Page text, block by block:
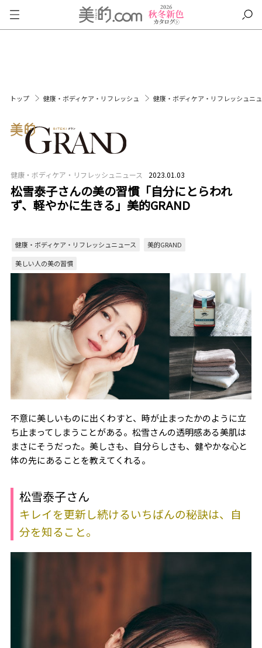
トップ 健康・ボディケア・リフレッシュ 健康・ボディケア・リフレッシュニ
健康・ボディケア・リフレッシュニュース 2023.01.03
松雪泰子さんの美の習慣「自分にとらわれ
ず、軽やかに生きる」美的GRAND
健康・ボディケア・リフレッシュニュース
美的GRAND
美しい人の美の習慣
不意に美しいものに出くわすと、時が止まったかのように立
ち止まってしまうことがある。松雪さんの透明感ある美肌は
まさにそうだった。美しさも、自分らしさも、健やかな心と
体の先にあることを教えてくれる。
松雪泰子さん
キレイを更新し続けるいちばんの秘訣は、自
分を知ること。